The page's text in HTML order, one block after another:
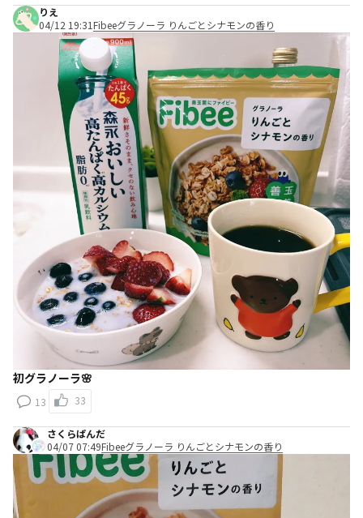
りえ
04/12 19:31Fibeeグラノーラ りんごとシナモンの香り
初グラノーラ🌸
13 33
さくらぱんだ
04/07 07:49Fibeeグラノーラ りんごとシナモンの香り